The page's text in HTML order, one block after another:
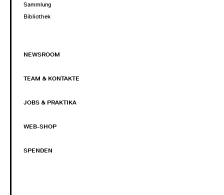
Sammlung
Bibliothek
NEWSROOM
TEAM & KONTAKTE
JOBS & PRAKTIKA
WEB-SHOP
SPENDEN